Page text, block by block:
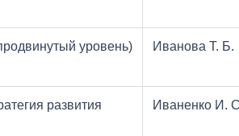
уровень)
Иванова Т. Б.
развития
Иваненко И.